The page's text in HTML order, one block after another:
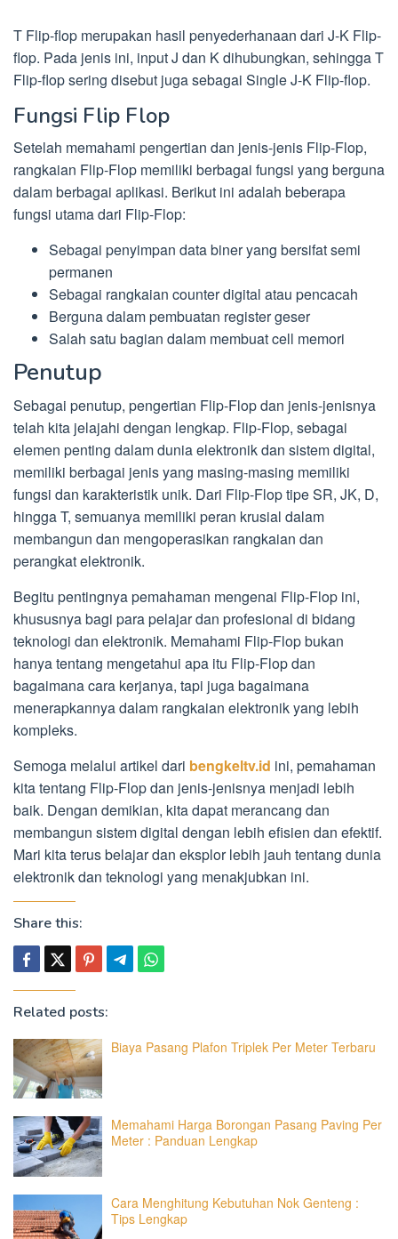
T Flip-flop merupakan hasil penyederhanaan dari J-K Flip-
flop. Pada jenis ini, input J dan K dihubungkan, sehingga T
Flip-flop sering disebut juga sebagai Single J-K Flip-flop.
Fungsi Flip Flop
Setelah memahami pengertian dan jenis-jenis Flip-Flop,
rangkaian Flip-Flop memiliki berbagai fungsi yang berguna
dalam berbagai aplikasi. Berikut ini adalah beberapa
fungsi utama dari Flip-Flop:
Sebagai penyimpan data biner yang bersifat semi
permanen
Sebagai rangkaian counter digital atau pencacah
Berguna dalam pembuatan register geser
Salah satu bagian dalam membuat cell memori
Penutup
Sebagai penutup, pengertian Flip-Flop dan jenis-jenisnya
telah kita jelajahi dengan lengkap. Flip-Flop, sebagai
elemen penting dalam dunia elektronik dan sistem digital,
memiliki berbagai jenis yang masing-masing memiliki
fungsi dan karakteristik unik. Dari Flip-Flop tipe SR, JK, D,
hingga T, semuanya memiliki peran krusial dalam
membangun dan mengoperasikan rangkaian dan
perangkat elektronik.
Begitu pentingnya pemahaman mengenai Flip-Flop ini,
khususnya bagi para pelajar dan profesional di bidang
teknologi dan elektronik. Memahami Flip-Flop bukan
hanya tentang mengetahui apa itu Flip-Flop dan
bagaimana cara kerjanya, tapi juga bagaimana
menerapkannya dalam rangkaian elektronik yang lebih
kompleks.
Semoga melalui artikel dari bengkeltv.id ini, pemahaman
kita tentang Flip-Flop dan jenis-jenisnya menjadi lebih
baik. Dengan demikian, kita dapat merancang dan
membangun sistem digital dengan lebih efisien dan efektif.
Mari kita terus belajar dan eksplor lebih jauh tentang dunia
elektronik dan teknologi yang menakjubkan ini.
Share this:
Related posts:
Biaya Pasang Plafon Triplek Per Meter Terbaru
Memahami Harga Borongan Pasang Paving Per
Meter : Panduan Lengkap
Cara Menghitung Kebutuhan Nok Genteng :
Tips Lengkap